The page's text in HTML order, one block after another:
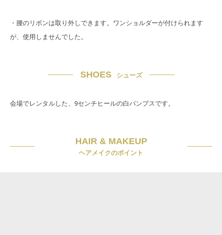
・腰のリボンは取り外しできます。ワンショルダーが付けられます
が、使用しませんでした。
SHOES シューズ
会場でレンタルした、9センチヒールの白パンプスです。
HAIR & MAKEUP
ヘアメイクのポイント